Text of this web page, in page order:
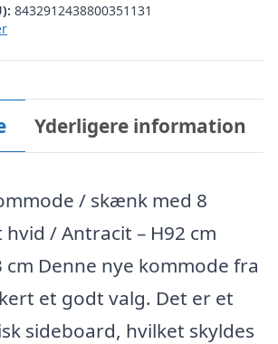
8432912438800351131
Yderligere information
/ skænk med 8
/ Antracit – H92 cm
cm Denne nye kommode fra
et godt valg. Det er et
sideboard, hvilket skyldes